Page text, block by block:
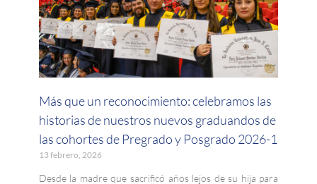
Más que un reconocimiento: celebramos las
historias de nuestros nuevos graduandos de
las cohortes de Pregrado y Posgrado 2026-1
13 febrero, 2026
Desde la madre que sacrificó años lejos de su hija para